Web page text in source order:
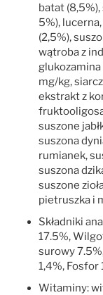
batat (8,5%),
5%),
(2,5%),
wątroba z
mg/kg,
ekstrakt z
suszone
suszona
rumianek,
suszona
suszone
pietruszka i
Składniki
17.5%,
surowy
1,4%, Fosfor
Witaminy: